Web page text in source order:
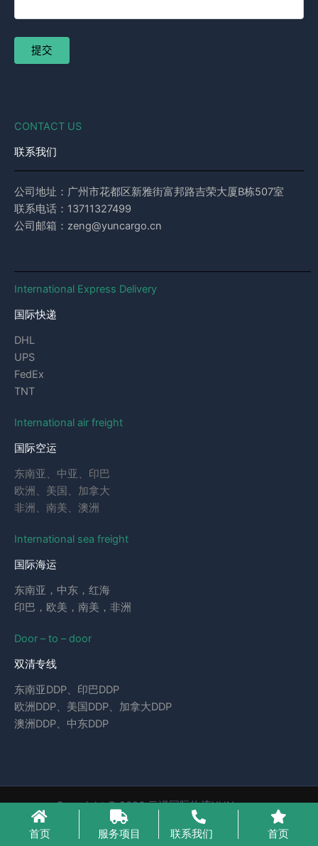
CONTACT US
联系我们
公司地址：广州市花都区新雅街富邦路吉荣大厦B栋507室
联系电话：13711327499
公司邮箱：zeng@yuncargo.cn
International Express Delivery
国际快递
DHL
UPS
FedEx
TNT
International air freight
国际空运
东南亚、中亚、印巴
欧洲、美国、加拿大
非洲、南美、澳洲
International sea freight
国际海运
东南亚，中东，红海
印巴，欧美，南美，非洲
Door – to – door
双清专线
东南亚DDP、印巴DDP
欧洲DDP、美国DDP、加拿大DDP
澳洲DDP、中东DDP
Copyright © 2026 云泽国际物流YUNcargo
粤ICP备2023046221号-1
首页 服务项目 联系我们 首页